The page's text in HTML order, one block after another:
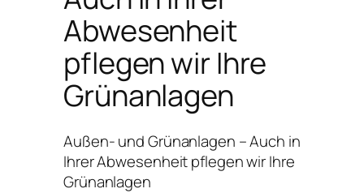
Abwesenheit
pflegen wir Ihre
Grünanlagen
Außen- und Grünanlagen – Auch in
Ihrer Abwesenheit pflegen wir Ihre
Grünanlagen